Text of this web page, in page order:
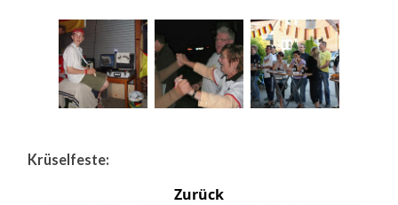
Krüselfeste:
Zurück